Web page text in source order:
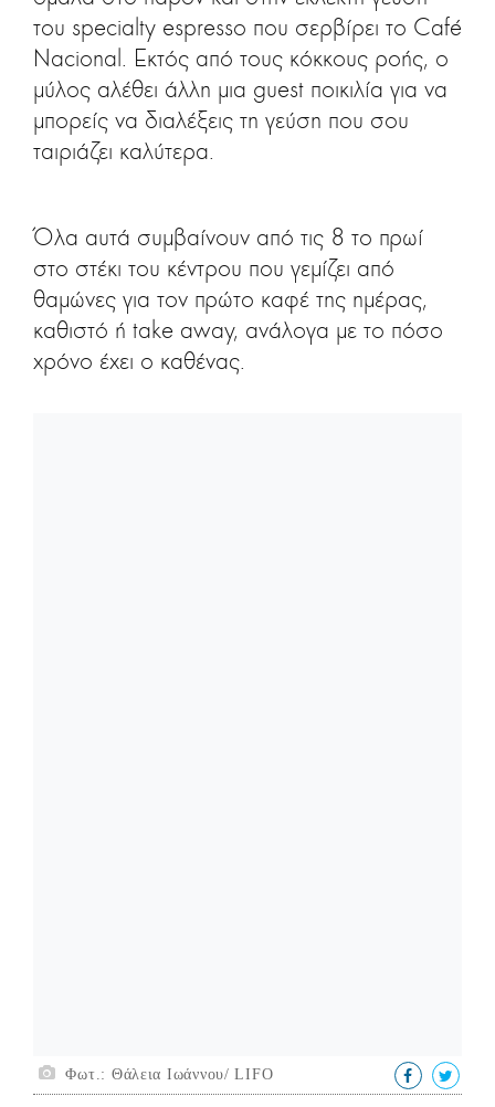
του specialty espresso που σερβίρει το Café
Nacional. Εκτός από τους κόκκους ροής, ο
μύλος αλέθει άλλη μια guest ποικιλία για να
μπορείς να διαλέξεις τη γεύση που σου
ταιριάζει καλύτερα.
Όλα αυτά συμβαίνουν από τις 8 το πρωί
στο στέκι του κέντρου που γεμίζει από
θαμώνες για τον πρώτο καφέ της ημέρας,
καθιστό ή take away, ανάλογα με το πόσο
χρόνο έχει ο καθένας.
Φωτ.: Θάλεια Ιωάννου/ LIFO